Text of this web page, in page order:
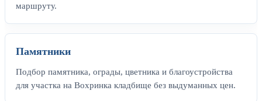
маршруту.
Памятники
Подбор памятника, ограды, цветника и благоустройства
для участка на Вохринка кладбище без выдуманных цен.